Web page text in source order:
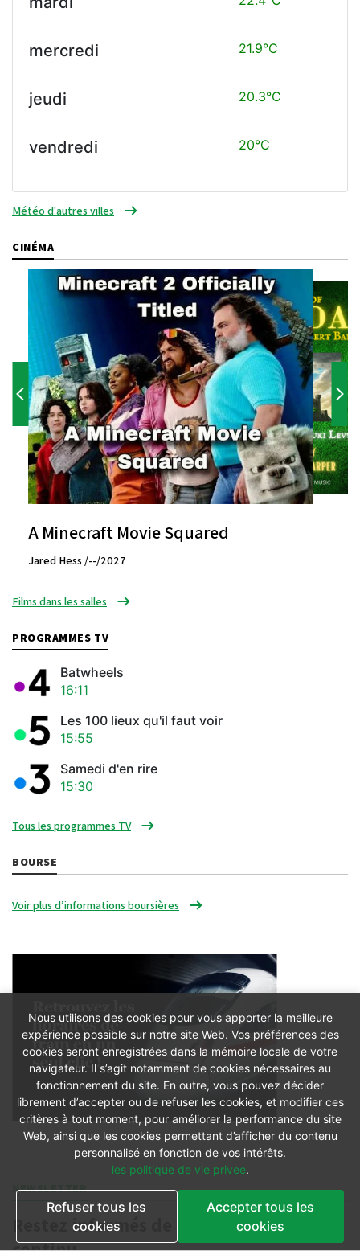
mercredi 21.9°C
jeudi 20.3°C
vendredi 20°C
Météo d'autres villes
CINÉMA
A Minecraft Movie Squared
Jared Hess /--/2027
Films dans les salles
PROGRAMMES TV
Batwheels
16:11
Les 100 lieux qu'il faut voir
15:55
Samedi d'en rire
15:30
Tous les programmes TV
BOURSE
Voir plus d’informations boursières
NEWSLETTER
Restez informés de l'actualité en
continu
Nous utilisons des cookies pour vous apporter la meilleure
expérience possible sur notre site Web. Vos préférences des
cookies seront enregistrées dans la mémoire locale de votre
navigateur. Il s’agit notamment de cookies nécessaires au
fonctionnement du site. En outre, vous pouvez décider
librement d’accepter ou de refuser les cookies, et modifier ces
critères à tout moment, pour améliorer la performance du site
Web, ainsi que les cookies permettant d’afficher du contenu
personnalisé en fonction de vos intérêts.
les politique de vie privee.
Refuser tous les
cookies
Accepter tous les
cookies